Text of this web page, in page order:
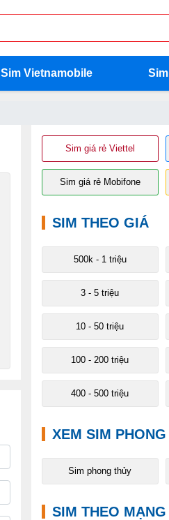
Sim Vietnamobile
Sim giá rẻ Viettel
Sim giá rẻ Mobifone
SIM THEO GIÁ
500k - 1 triệu
3 - 5 triệu
10 - 50 triệu
100 - 200 triệu
400 - 500 triệu
XEM SIM PHONG
Sim phong thủy
SIM THEO MẠNG